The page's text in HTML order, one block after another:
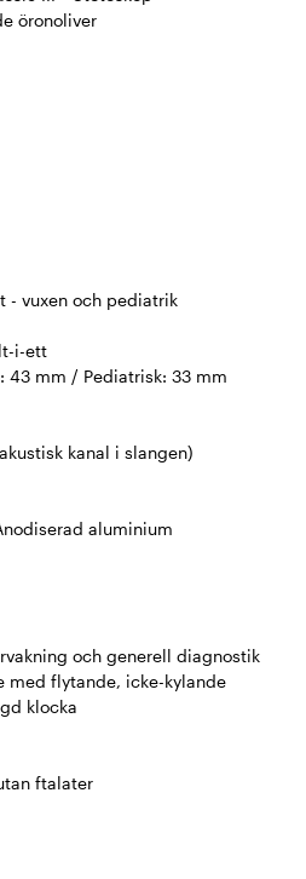
öronoliver
- vuxen och pediatrik
i-ett
43 mm / Pediatrisk: 33 mm
kanal i slangen)
aluminium
och generell diagnostik
med flytande, icke-kylande
klocka
ftalater